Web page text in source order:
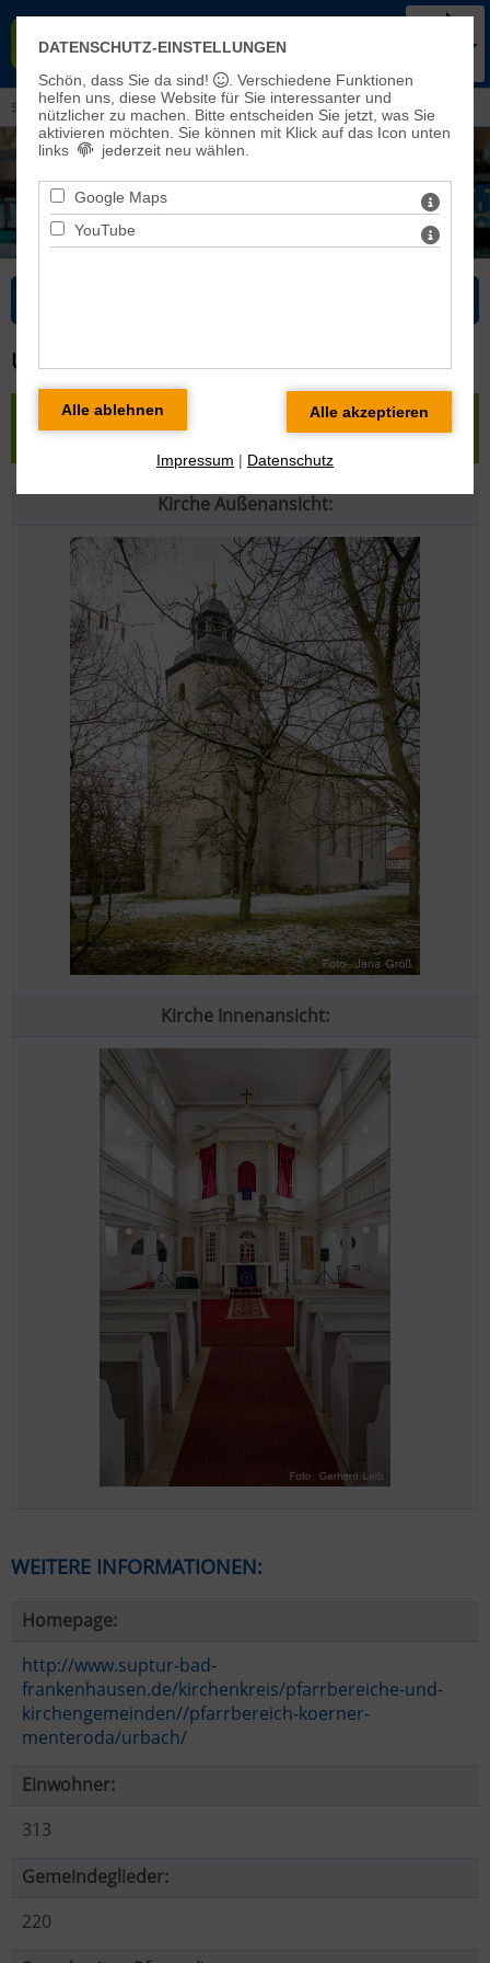
HAUSEN-SONDERSHAUSEN
Sie sind hier:Kirchenkreis > Pfarrbereiche und Kirchengemeinden
URBACH
« zurück|Karte| Pfarrbereich Körner-Menteroda
Kirche Außenansicht:
Kirche Innenansicht:
WEITERE INFORMATIONEN:
Homepage:
http://www.suptur-bad-
frankenhausen.de/kirchenkreis/pfarrbereiche-und-
kirchengemeinden//pfarrbereich-koerner-
menteroda/urbach/
Einwohner:
313
Gemeindeglieder:
220
DATENSCHUTZ-EINSTELLUNGEN
Schön, dass Sie da sind!
. Verschiedene Funktionen
helfen uns, diese Website für Sie interessanter und
nützlicher zu machen.
Bitte entscheiden Sie jetzt, was Sie
aktivieren möchten. Sie können mit Klick auf das Icon unten
links
jederzeit neu wählen.
Google Maps
YouTube
Impressum | Datenschutz